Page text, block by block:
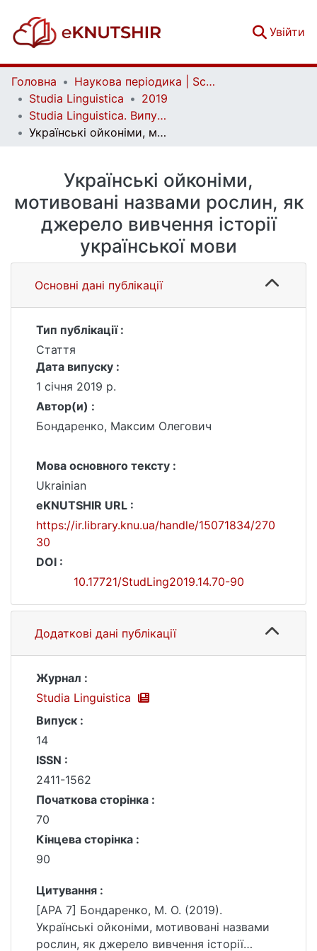
Увійти
Головна
Наукова періодика | Scientific periodicals
Studia Linguistica
2019
Studia Linguistica. Випуск 14
Українські ойконіми, мотивовані назвами рослин, як джерело вивчення історії української мови
Українські ойконіми,
мотивовані назвами рослин, як
джерело вивчення історії
української мови
Основні дані публікації
Тип публікації :
Стаття
Дата випуску :
1 січня 2019 р.
Автор(и) :
Бондаренко, Максим Олегович
Мова основного тексту :
Ukrainian
eKNUTSHIR URL :
https://ir.library.knu.ua/handle/15071834/270
30
DOI :
10.17721/StudLing2019.14.70-90
Додаткові дані публікації
Журнал :
Studia Linguistica
Випуск :
14
ISSN :
2411-1562
Початкова сторінка :
70
Кінцева сторінка :
90
Цитування :
[APA 7] Бондаренко, М. О. (2019).
Українські ойконіми, мотивовані назвами
рослин, як джерело вивчення історії